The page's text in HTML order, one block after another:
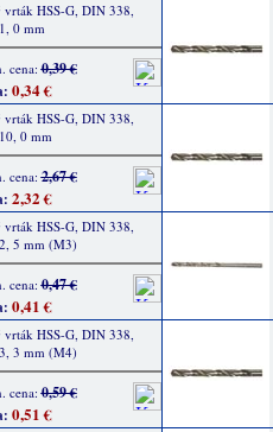
vrták HSS-G, DIN 338,
0 mm
cena:0,39 €
0,34 €
vrták HSS-G, DIN 338,
0 mm
cena:2,67 €
2,32 €
vrták HSS-G, DIN 338,
5 mm (M3)
cena:0,47 €
0,41 €
vrták HSS-G, DIN 338,
3 mm (M4)
cena:0,59 €
0,51 €